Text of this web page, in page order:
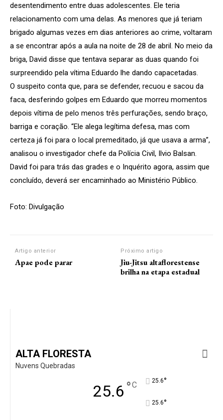
desentendimento entre duas adolescentes. Ele teria
relacionamento com uma delas. As menores que já teriam
brigado algumas vezes em dias anteriores ao crime, voltaram
a se encontrar após a aula na noite de 28 de abril. No meio da
briga, David disse que tentava separar as duas quando foi
surpreendido pela vítima Eduardo lhe dando capacetadas.
O suspeito conta que, para se defender, recuou e sacou da
faca, desferindo golpes em Eduardo que morreu momentos
depois vítima de pelo menos três perfurações, sendo braço,
barriga e coração. “Ele alega legítima defesa, mas com
certeza já foi para o local premeditado, já que usava a arma”,
analisou o investigador chefe da Polícia Civil, Ilvio Balsan.
David foi para trás das grades e o Inquérito agora, assim que
concluído, deverá ser encaminhado ao Ministério Público.
Foto: Divulgação
Artigo anterior
Apae pode parar
Próximo artigo
Jiu-Jitsu altaflorestense
brilha na etapa estadual
ALTA FLORESTA
Nuvens Quebradas
25.6 °C 25.6°
25.6°